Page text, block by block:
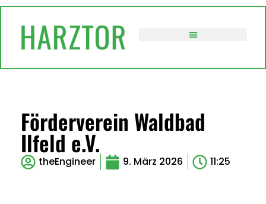
Förderverein Waldbad
Ilfeld e.V.
theEngineer 9. März 2026 11:25